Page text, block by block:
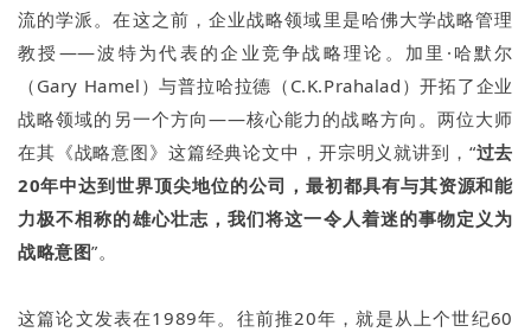
流的学派。在这之前，企业战略领域里是哈佛大学战略管理
教授——波特为代表的企业竞争战略理论。加里·哈默尔
（Gary Hamel）与普拉哈拉德（C.K.Prahalad）开拓了企业
战略领域的另一个方向——核心能力的战略方向。两位大师
在其《战略意图》这篇经典论文中，开宗明义就讲到，“过去
20年中达到世界顶尖地位的公司，最初都具有与其资源和能
力极不相称的雄心壮志，我们将这一令人着迷的事物定义为
战略意图”。
这篇论文发表在1989年。往前推20年，就是从上个世纪60